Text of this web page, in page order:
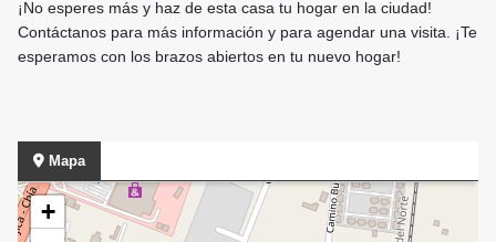
¡No esperes más y haz de esta casa tu hogar en la ciudad!
Contáctanos para más información y para agendar una visita. ¡Te
esperamos con los brazos abiertos en tu nuevo hogar!
Mapa
+